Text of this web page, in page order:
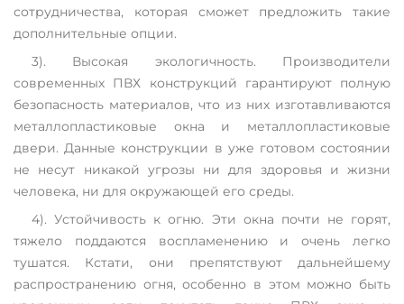
сотрудничества, которая сможет предложить такие
дополнительные опции.
3). Высокая экологичность. Производители
современных ПВХ конструкций гарантируют полную
безопасность материалов, что из них изготавливаются
металлопластиковые окна и металлопластиковые
двери. Данные конструкции в уже готовом состоянии
не несут никакой угрозы ни для здоровья и жизни
человека, ни для окружающей его среды.
4). Устойчивость к огню. Эти окна почти не горят,
тяжело поддаются воспламенению и очень легко
тушатся. Кстати, они препятствуют дальнейшему
распространению огня, особенно в этом можно быть